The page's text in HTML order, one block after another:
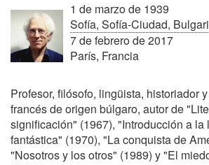
1 de marzo de 1939
Sofía, Sofía-Ciudad,
7 de febrero de 2017
París, Francia
Profesor, filósofo, lingüista, historiador
francés de origen búlgaro, autor de
significación" (1967), "Introducción a la
fantástica" (1970), "La conquista de
"Nosotros y los otros" (1989) y "El